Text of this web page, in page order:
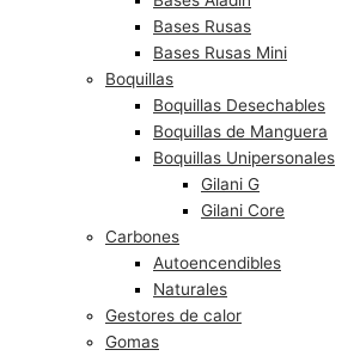
Bases Rusas
Bases Rusas Mini
Boquillas
Boquillas Desechables
Boquillas de Manguera
Boquillas Unipersonales
Gilani G
Gilani Core
Carbones
Autoencendibles
Naturales
Gestores de calor
Gomas